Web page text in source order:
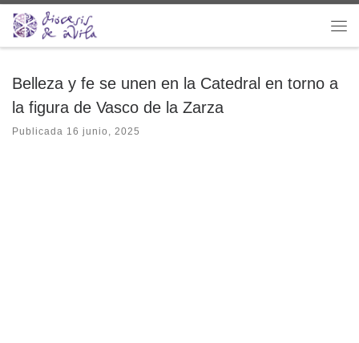
Saltar al contenido
Belleza y fe se unen en la Catedral en torno a
la figura de Vasco de la Zarza
Publicada 16 junio, 2025